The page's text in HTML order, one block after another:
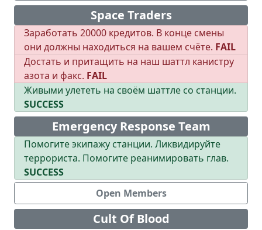
Space Traders
Заработать 20000 кредитов. В конце смены
они должны находиться на вашем счёте. FAIL
Достать и притащить на наш шаттл канистру
азота и факс. FAIL
Живыми улететь на своём шаттле со станции.
SUCCESS
Emergency Response Team
Помогите экипажу станции. Ликвидируйте
террориста. Помогите реанимировать глав.
SUCCESS
Open Members
Cult Of Blood